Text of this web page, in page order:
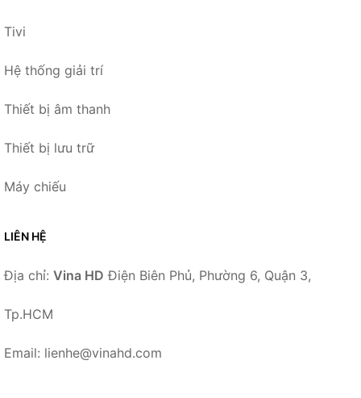
Tivi
Hệ thống giải trí
Thiết bị âm thanh
Thiết bị lưu trữ
Máy chiếu
LIÊN HỆ
Địa chỉ: Vina HD Điện Biên Phủ, Phường 6, Quận 3,
Tp.HCM
Email: lienhe@vinahd.com